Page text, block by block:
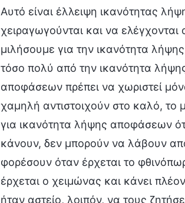
Αυτό είναι έλλειψη ικανότητας
χειραγωγούνται και να
μιλήσουμε για την ικανότητα
τόσο πολύ από την ικανότητα
αποφάσεων πρέπει να χωριστεί
χαμηλή αντιστοιχούν στο καλό, το
για ικανότητα λήψης αποφάσεων
κάνουν, δεν μπορούν να λάβουν
φορέσουν όταν έρχεται το
έρχεται ο χειμώνας και κάνει
ήταν αστείο, λοιπόν, να τους